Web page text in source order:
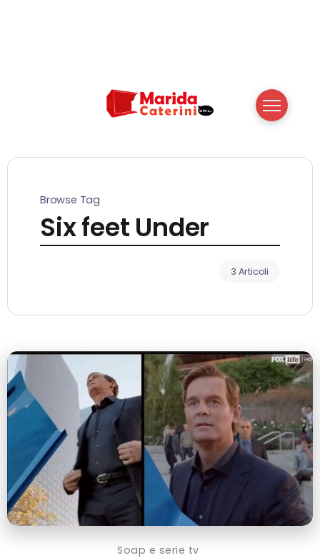
Browse Tag
Six feet Under
3 Articoli
Soap e serie tv